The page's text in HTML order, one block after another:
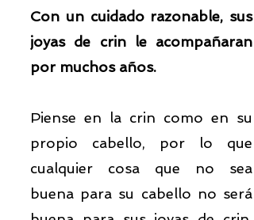
Con un cuidado razonable, sus
joyas de crin le acompañaran
por muchos años.
Piense en la crin como en su
propio cabello, por lo que
cualquier cosa que no sea
buena para su cabello no será